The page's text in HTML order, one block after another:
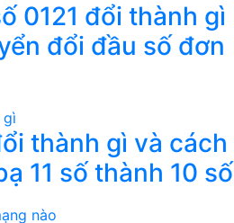
0121 đổi thành gì
đổi đầu số đơn
thành gì và cách
11 số thành 10 số